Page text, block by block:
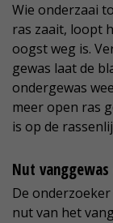
Wie onderzaai
ras zaait, loopt
oogst weg is.
gewas laat de
ondergewas
meer open ras
is op de
Nut
De
nut van het